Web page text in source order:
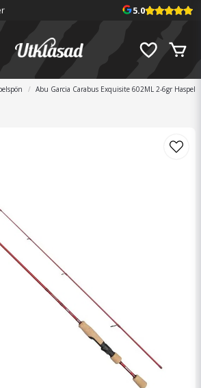
5.0
Abu Garcia Carabus Exquisite 602ML 2-6gr Haspel